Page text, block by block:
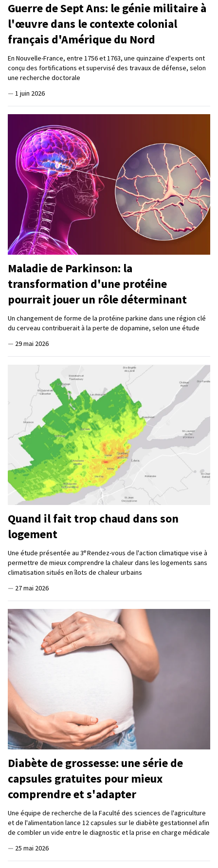
Guerre de Sept Ans: le génie militaire à
l'œuvre dans le contexte colonial
français d'Amérique du Nord
En Nouvelle-France, entre 1756 et 1763, une quinzaine d'experts ont
conçu des fortifications et supervisé des travaux de défense, selon
une recherche doctorale
— 1 juin 2026
Maladie de Parkinson: la
transformation d'une protéine
pourrait jouer un rôle déterminant
Un changement de forme de la protéine parkine dans une région clé
du cerveau contribuerait à la perte de dopamine, selon une étude
— 29 mai 2026
Quand il fait trop chaud dans son
logement
Une étude présentée au 3eRendez-vous de l'action climatique vise à
permettre de mieux comprendre la chaleur dans les logements sans
climatisation situés en îlots de chaleur urbains
— 27 mai 2026
Diabète de grossesse: une série de
capsules gratuites pour mieux
comprendre et s'adapter
Une équipe de recherche de la Faculté des sciences de l'agriculture
et de l'alimentation lance 12 capsules sur le diabète gestationnel afin
de combler un vide entre le diagnostic et la prise en charge médicale
— 25 mai 2026